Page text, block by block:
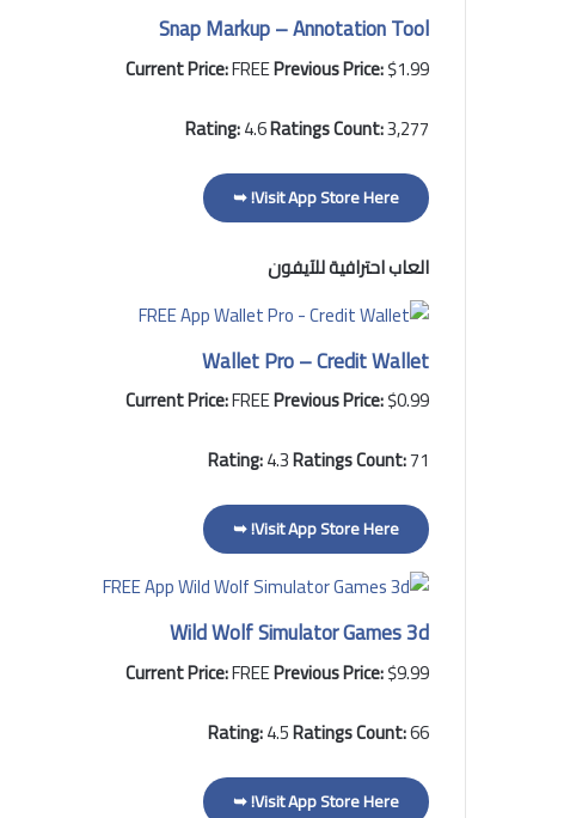
Snap Markup – Annotation Tool
Current Price:FREEPrevious Price:$1.99
Rating:4.6Ratings Count:3,277
Visit App Store Here! ➥
العاب احترافية للآيفون
Wallet Pro – Credit Wallet
Current Price:FREEPrevious Price:$0.99
Rating:4.3Ratings Count:71
Visit App Store Here! ➥
Wild Wolf Simulator Games 3d
Current Price:FREEPrevious Price:$9.99
Rating:4.5Ratings Count:66
Visit App Store Here! ➥